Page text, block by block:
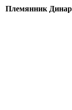
Племянник